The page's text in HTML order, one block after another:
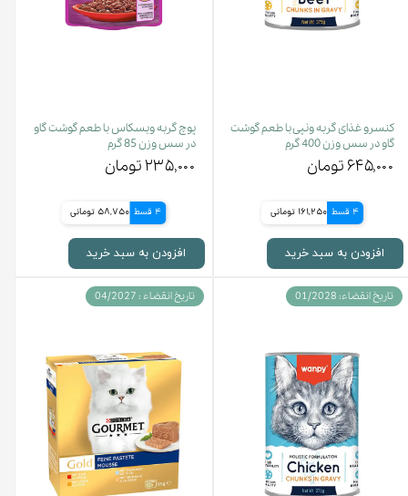
کنسرو غذای گربه ونپی با طعم گوشت
گاو در سس وزن 400 گرم
۶۴۵,۰۰۰ تومان
4 قسط 161,250 تومانی
افزودن به سبد خرید
پوچ گربه ویسکاس با طعم گوشت گاو
در سس وزن 85 گرم
۲۳۵,۰۰۰ تومان
4 قسط 58,750 تومانی
افزودن به سبد خرید
تاریخ انقضاء: 01/2028 تاریخ انقضاء : 04/2027